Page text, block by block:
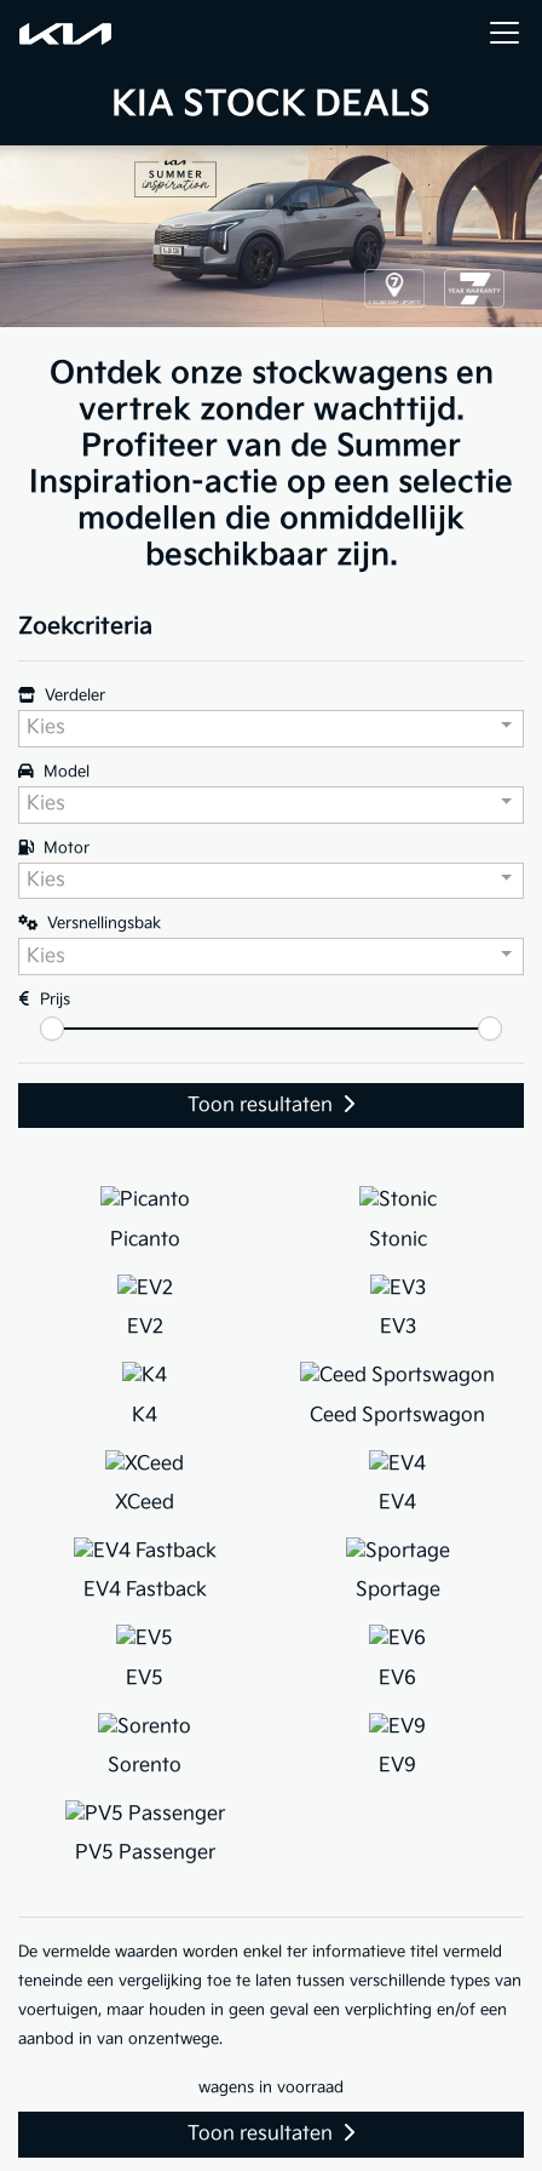
KIA STOCK DEALS
Ontdek onze stockwagens en
vertrek zonder wachttijd.
Profiteer van de Summer
Inspiration-actie op een selectie
modellen die onmiddellijk
beschikbaar zijn.
Zoekcriteria
Verdeler
Kies
Model
Kies
Motor
Kies
Versnellingsbak
Kies
Prijs
Toon resultaten
Picanto Stonic
EV2 EV3
K4 Ceed Sportswagon
XCeed EV4
EV4 Fastback Sportage
EV5 EV6
Sorento EV9
PV5 Passenger
De vermelde waarden worden enkel ter informatieve titel vermeld
teneinde een vergelijking toe te laten tussen verschillende types van
voertuigen, maar houden in geen geval een verplichting en/of een
aanbod in van onzentwege.
wagens in voorraad
Toon resultaten